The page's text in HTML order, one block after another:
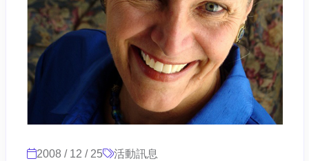
2008 / 12 / 25 活動訊息